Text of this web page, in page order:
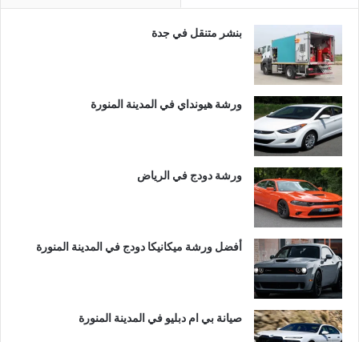
بنشر متنقل في جدة
ورشة هيونداي في المدينة المنورة
ورشة دودج في الرياض
أفضل ورشة ميكانيكا دودج في المدينة المنورة
صيانة بي ام دبليو في المدينة المنورة